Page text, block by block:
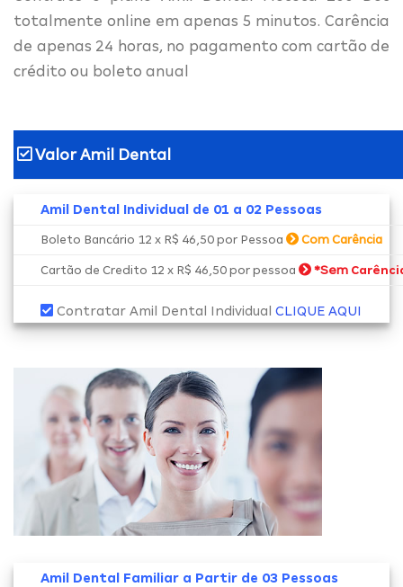
totalmente online em apenas 5 minutos. Carência
de apenas 24 horas, no pagamento com cartão de
crédito ou boleto anual
Valor Amil Dental
Amil Dental Individual de 01 a 02 Pessoas
Boleto Bancário 12 x R$ 46,50 por Pessoa Com Carência
Cartão de Credito 12 x R$ 46,50 por pessoa *Sem
Contratar Amil Dental Individual CLIQUE AQUI
Amil Dental Familiar a Partir de 03 Pessoas